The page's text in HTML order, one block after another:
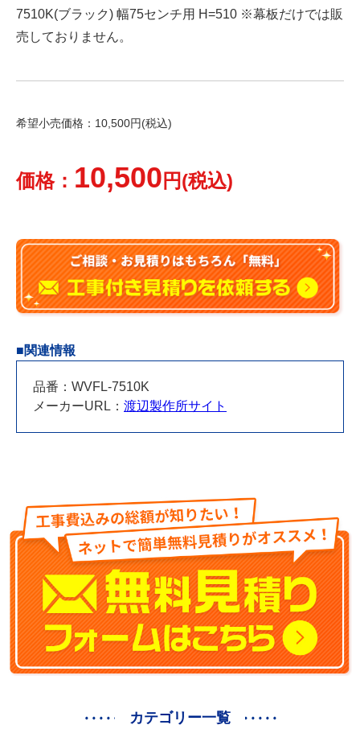
7510K(ブラック) 幅75センチ用 H=510 ※幕板だけでは販
売しておりません。
希望小売価格：10,500円(税込)
価格： 10,500 円(税込)
■関連情報
品番：WVFL-7510K
メーカーURL： 渡辺製作所サイト
カテゴリー一覧